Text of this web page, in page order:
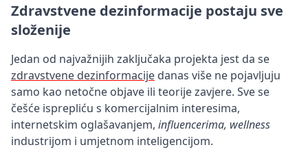
Zdravstvene dezinformacije postaju sve
složenije
Jedan od najvažnijih zaključaka projekta jest da se
zdravstvene dezinformacije danas više ne pojavljuju
samo kao netočne objave ili teorije zavjere. Sve se
češće isprepliću s komercijalnim interesima,
internetskim oglašavanjem, influencerima, wellness
industrijom i umjetnom inteligencijom.